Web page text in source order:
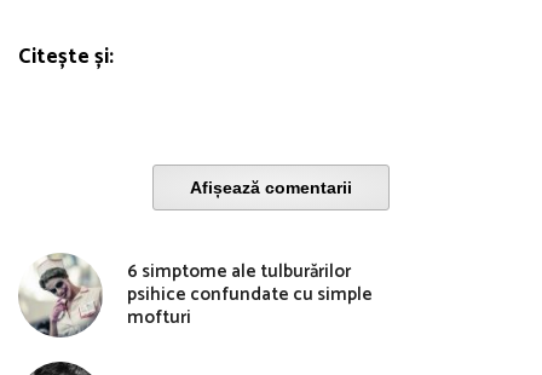
Citește și:
Afișează comentarii
6 simptome ale tulburărilor
psihice confundate cu simple
mofturi